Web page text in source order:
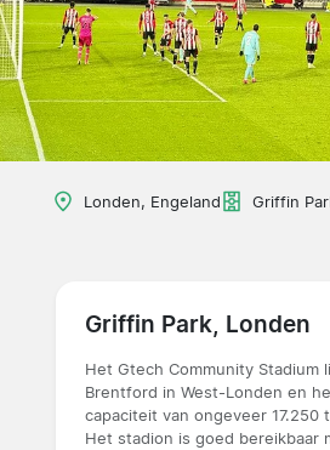
Londen, Engeland Griffin
Griffin Park, Londen
Het Gtech Community Stadium
Brentford in West-Londen en
capaciteit van ongeveer 17.250
Het stadion is goed bereikbaar